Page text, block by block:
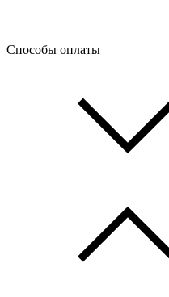
Способы оплаты